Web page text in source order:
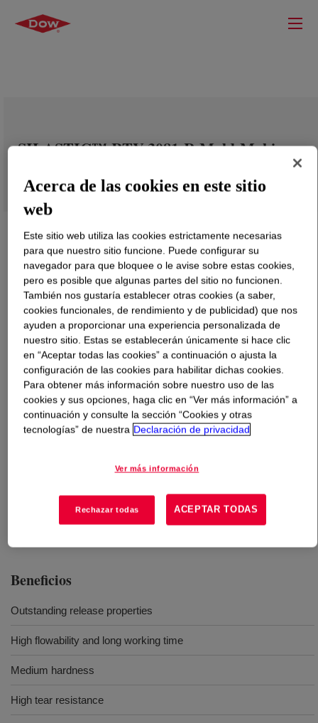
SILASTIC™ RTV-3081-R Mold-Making
Qué esSILASTIC™ RTV-3081-R Mold-Making
Curing Agent?
Catalyst used for RTV-3 Series silicone moldmaking
rubbers.
SILASTIC™ RTV-3481 Mold-Making Base is suited for the
detailed reproduction of figures, art objects and similar items
Beneficios
Outstanding release properties
High flowability and long working time
Medium hardness
High tear resistance
Acerca de las cookies en este sitio
web
Este sitio web utiliza las cookies estrictamente necesarias
para que nuestro sitio funcione. Puede configurar su
navegador para que bloquee o le avise sobre estas cookies,
pero es posible que algunas partes del sitio no funcionen.
También nos gustaría establecer otras cookies (a saber,
cookies funcionales, de rendimiento y de publicidad) que nos
ayuden a proporcionar una experiencia personalizada de
nuestro sitio. Estas se establecerán únicamente si hace clic
en “Aceptar todas las cookies” a continuación o ajusta la
configuración de las cookies para habilitar dichas cookies.
Para obtener más información sobre nuestro uso de las
cookies y sus opciones, haga clic en “Ver más información” a
continuación y consulte la sección “Cookies y otras
tecnologías” de nuestra Declaración de privacidad
Ver más información
Rechazar todas ACEPTAR TODAS